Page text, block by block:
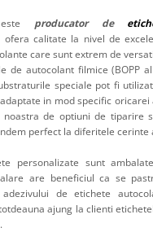
este producator de
calitate la nivel de
care sunt extrem de
de autocolant filmice (BOPP
speciale pot fi
in mod specific
noastra de optiuni de tiparire
perfect la diferitele cerinte
personalizate sunt
are beneficiul ca se
de etichete
ajung la clienti